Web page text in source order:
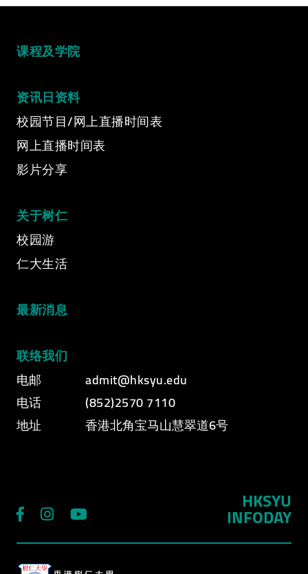
Video category
课程及学院
资讯日资料
校园节目/网上直播时间表
网上直播时间表
影片分享
关于树仁
校园游
仁大生活
最新消息
联络我们
电邮
admit@hksyu.edu
电话
(852)2570 7110
地址
香港北角宝马山慧翠道6号
HKSYU
INFODAY